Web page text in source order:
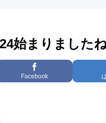
始まりました
Facebook